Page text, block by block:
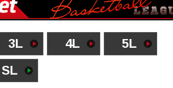
3L 4L
5L
SL